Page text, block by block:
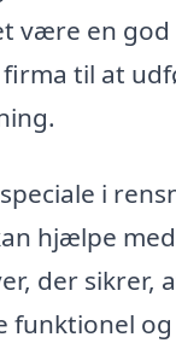
være en
til at
i
hjælpe
der sikrer,
funktionel